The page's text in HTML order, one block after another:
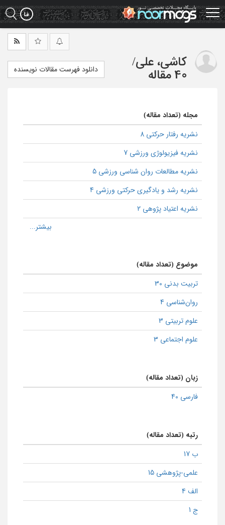
Skip
to
main
کاشی، علی/
40 مقاله
دانلود فهرست مقالات نویسنده
مجله (تعداد مقاله)
نشریه رفتار حرکتی 8
نشریه فیزیولوژی ورزشی 7
نشریه مطالعات روان شناسی ورزشی 5
نشریه رشد و یادگیری حرکتی ورزشی 4
نشریه اعتیاد پژوهی 2
موضوع (تعداد مقاله)
تربیت بدنی 30
روان‌شناسی 4
علوم تربیتی 3
علوم اجتماعی 3
زبان (تعداد مقاله)
فارسی 40
رتبه (تعداد مقاله)
ب 17
علمی-پژوهشی 15
الف 4
ج 1